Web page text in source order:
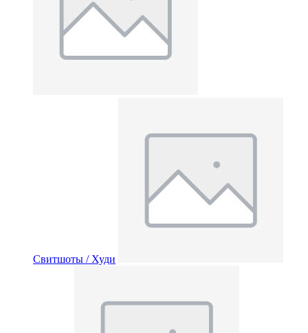
Свитшоты / Худи